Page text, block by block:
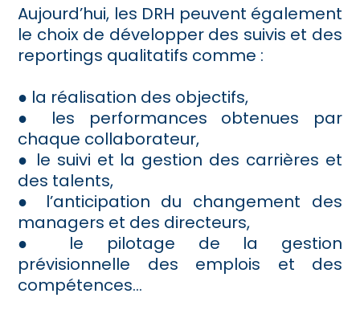
Aujourd’hui, les DRH peuvent également
le choix de développer des suivis et des
reportings qualitatifs comme :
● la réalisation des objectifs,
● les performances obtenues par
chaque collaborateur,
● le suivi et la gestion des carrières et
des talents,
● l’anticipation du changement des
managers et des directeurs,
● le pilotage de la gestion
prévisionnelle des emplois et des
compétences…